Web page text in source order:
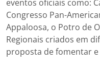
eventos oficiais como:
Congresso Pan-
Appaloosa, o Potro de
Regionais criados em
proposta de fomentar